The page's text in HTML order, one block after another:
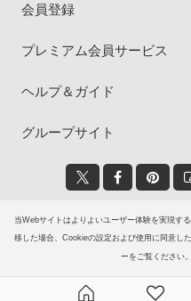
当Webサイトはよりよいユーザー体験を実現す
移した場合、Cookieの設定および使用に同意し
ーをご覧ください。
会員登録
プレミアム会員サービス
ヘルプ＆ガイド
グループサイト
© 2006-